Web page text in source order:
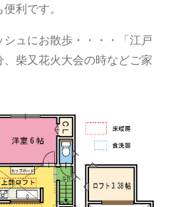
利です。
ュにお散歩・・・・「江戸
柴又花火大会の時などご家